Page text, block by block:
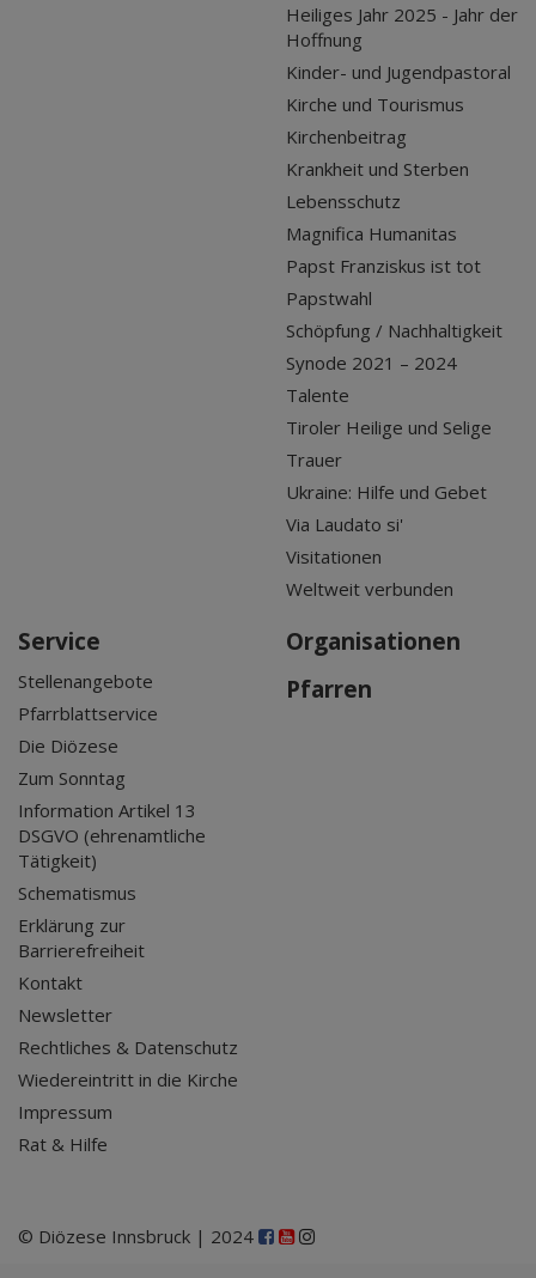
Heiliges Jahr 2025 - Jahr der
Hoffnung
Kinder- und Jugendpastoral
Kirche und Tourismus
Kirchenbeitrag
Krankheit und Sterben
Lebensschutz
Magnifica Humanitas
Papst Franziskus ist tot
Papstwahl
Schöpfung / Nachhaltigkeit
Synode 2021 – 2024
Talente
Tiroler Heilige und Selige
Trauer
Ukraine: Hilfe und Gebet
Via Laudato si'
Visitationen
Weltweit verbunden
Service
Stellenangebote
Pfarrblattservice
Die Diözese
Zum Sonntag
Information Artikel 13
DSGVO (ehrenamtliche
Tätigkeit)
Schematismus
Erklärung zur
Barrierefreiheit
Kontakt
Newsletter
Rechtliches & Datenschutz
Wiedereintritt in die Kirche
Impressum
Rat & Hilfe
Organisationen
Pfarren
© Diözese Innsbruck | 2024